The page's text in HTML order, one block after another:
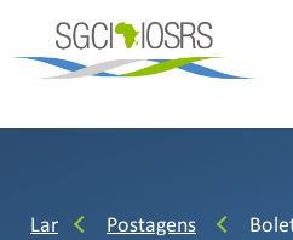
Lar Postagens